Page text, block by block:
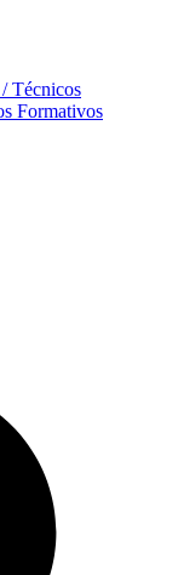
Técnicos
Formativos